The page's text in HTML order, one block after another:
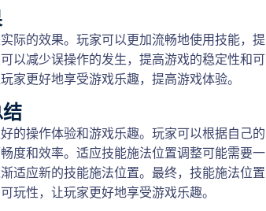
际的效果。玩家可以更加流畅地使用技能，提
以减少误操作的发生，提高游戏的稳定性和可
家更好地享受游戏乐趣，提高游戏体验。
的操作体验和游戏乐趣。玩家可以根据自己的
度和效率。适应技能施法位置调整可能需要一
适应新的技能施法位置。最终，技能施法位置
玩性，让玩家更好地享受游戏乐趣。